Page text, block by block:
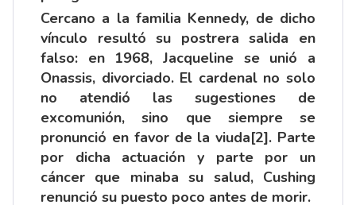
Cercano a la familia Kennedy, de dicho
vínculo resultó su postrera salida en
falso: en 1968, Jacqueline se unió a
Onassis, divorciado. El cardenal no solo
no atendió las sugestiones de
excomunión, sino que siempre se
pronunció en favor de la viuda[2]. Parte
por dicha actuación y parte por un
cáncer que minaba su salud, Cushing
renunció su puesto poco antes de morir.